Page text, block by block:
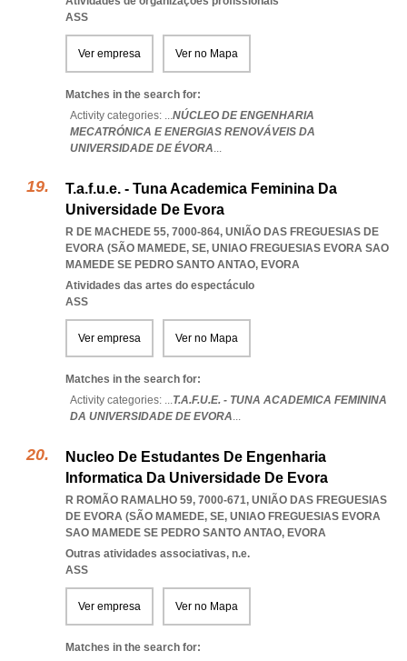
ASS
Ver empresa Ver no Mapa
Matches in the search for:
Activity categories: ...NÚCLEO DE ENGENHARIA
MECATRÓNICA E ENERGIAS RENOVÁVEIS DA
UNIVERSIDADE DE ÉVORA...
T.a.f.u.e. - Tuna Academica Feminina Da
Universidade De Evora
R DE MACHEDE 55, 7000-864, UNIÃO DAS FREGUESIAS DE
EVORA (SÃO MAMEDE, SE, UNIAO FREGUESIAS EVORA SAO
MAMEDE SE PEDRO SANTO ANTAO, EVORA
Atividades das artes do espectáculo
ASS
Ver empresa Ver no Mapa
Matches in the search for:
Activity categories: ...T.A.F.U.E. - TUNA ACADEMICA FEMININA
DA UNIVERSIDADE DE EVORA...
Nucleo De Estudantes De Engenharia
Informatica Da Universidade De Evora
R ROMÃO RAMALHO 59, 7000-671, UNIÃO DAS FREGUESIAS
DE EVORA (SÃO MAMEDE, SE, UNIAO FREGUESIAS EVORA
SAO MAMEDE SE PEDRO SANTO ANTAO, EVORA
Outras atividades associativas, n.e.
ASS
Ver empresa Ver no Mapa
Matches in the search for: